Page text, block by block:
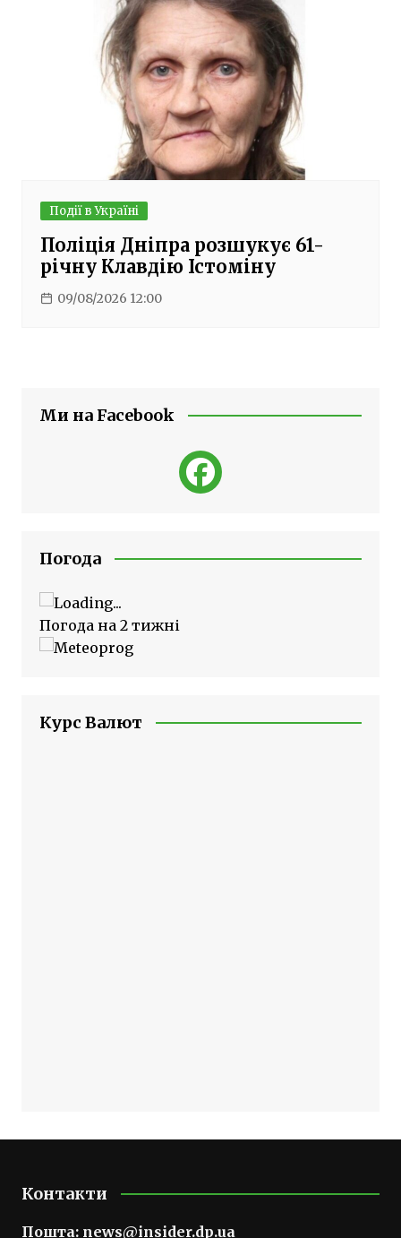
Події в Україні
Поліція Дніпра розшукує 61-
річну Клавдію Істоміну
09/08/2026 12:00
Ми на Facebook
Погода
Погода на 2 тижні
Курс Валют
Контакти
Пошта: news@insider.dp.ua